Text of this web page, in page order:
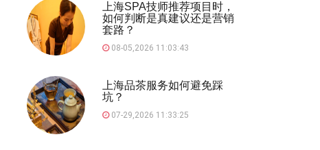
上海SPA技师推荐项目时，
如何判断是真建议还是营销
套路？
08-05,2026 11:03:43
上海品茶服务如何避免踩
坑？
07-29,2026 11:33:25